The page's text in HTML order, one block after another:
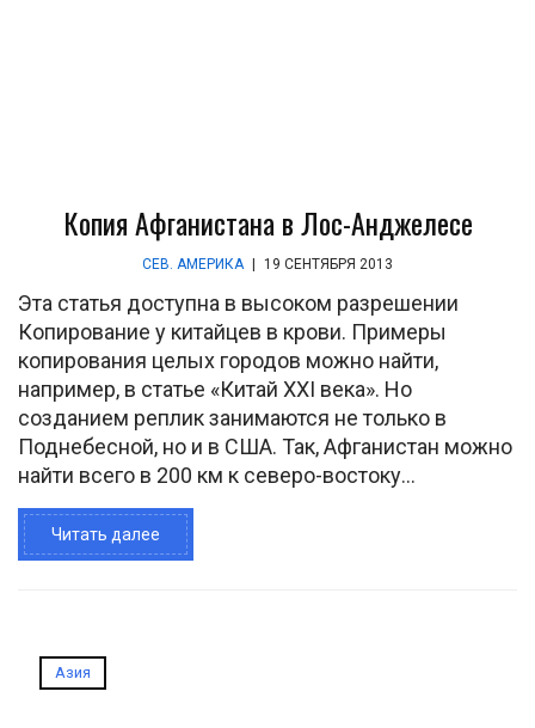
Копия Афганистана в Лос-Анджелесе
СЕВ. АМЕРИКА | 19 СЕНТЯБРЯ 2013
Эта статья доступна в высоком разрешении
Копирование у китайцев в крови. Примеры
копирования целых городов можно найти,
например, в статье «Китай XXI века». Но
созданием реплик занимаются не только в
Поднебесной, но и в США. Так, Афганистан можно
найти всего в 200 км к северо-востоку...
Читать далее
Азия